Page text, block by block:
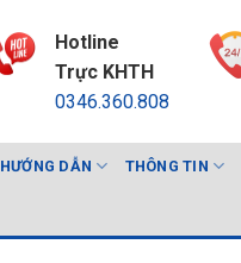
Hotline
Trực KHTH
0346.360.808
HƯỚNG DẪN THÔNG TIN